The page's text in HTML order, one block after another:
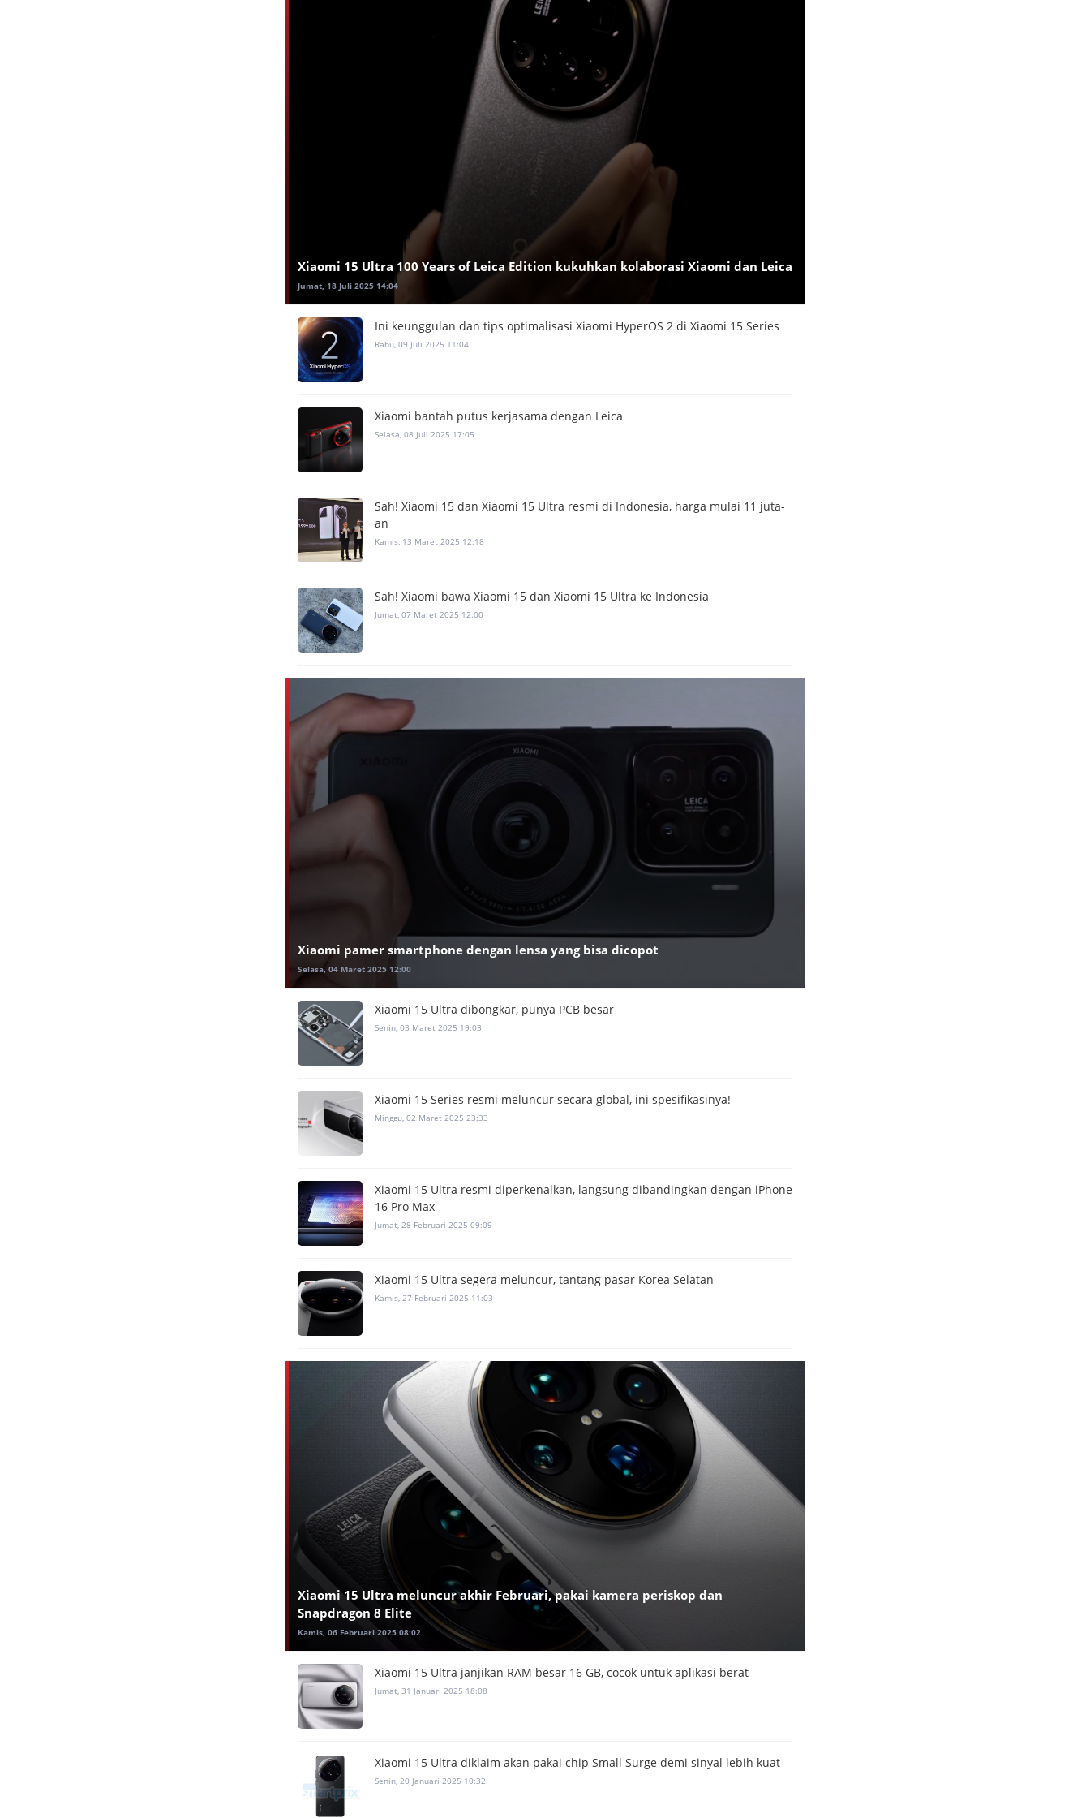
Xiaomi 15 Ultra 100 Years of Leica Edition kukuhkan kolaborasi Xiaomi dan Leica
Jumat, 18 Juli 2025 14:04
Ini keunggulan dan tips optimalisasi Xiaomi HyperOS 2 di Xiaomi 15 Series
Rabu, 09 Juli 2025 11:04
Xiaomi bantah putus kerjasama dengan Leica
Selasa, 08 Juli 2025 17:05
Sah! Xiaomi 15 dan Xiaomi 15 Ultra resmi di Indonesia, harga mulai 11 juta-
an
Kamis, 13 Maret 2025 12:18
Sah! Xiaomi bawa Xiaomi 15 dan Xiaomi 15 Ultra ke Indonesia
Jumat, 07 Maret 2025 12:00
Xiaomi pamer smartphone dengan lensa yang bisa dicopot
Selasa, 04 Maret 2025 12:00
Xiaomi 15 Ultra dibongkar, punya PCB besar
Senin, 03 Maret 2025 19:03
Xiaomi 15 Series resmi meluncur secara global, ini spesifikasinya!
Minggu, 02 Maret 2025 23:33
Xiaomi 15 Ultra resmi diperkenalkan, langsung dibandingkan dengan iPhone
16 Pro Max
Jumat, 28 Februari 2025 09:09
Xiaomi 15 Ultra segera meluncur, tantang pasar Korea Selatan
Kamis, 27 Februari 2025 11:03
Xiaomi 15 Ultra meluncur akhir Februari, pakai kamera periskop dan
Snapdragon 8 Elite
Kamis, 06 Februari 2025 08:02
Xiaomi 15 Ultra janjikan RAM besar 16 GB, cocok untuk aplikasi berat
Jumat, 31 Januari 2025 18:08
Xiaomi 15 Ultra diklaim akan pakai chip Small Surge demi sinyal lebih kuat
Senin, 20 Januari 2025 10:32